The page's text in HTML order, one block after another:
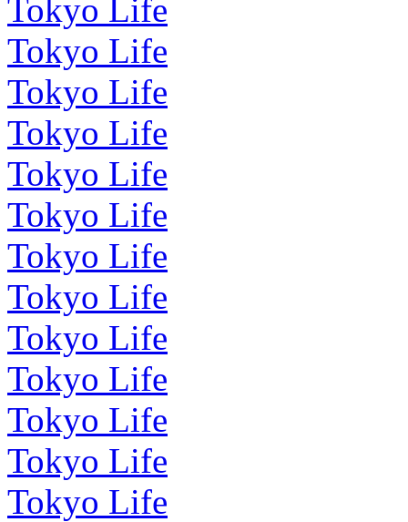
Tokyo Life
Tokyo Life
Tokyo Life
Tokyo Life
Tokyo Life
Tokyo Life
Tokyo Life
Tokyo Life
Tokyo Life
Tokyo Life
Tokyo Life
Tokyo Life
Tokyo Life